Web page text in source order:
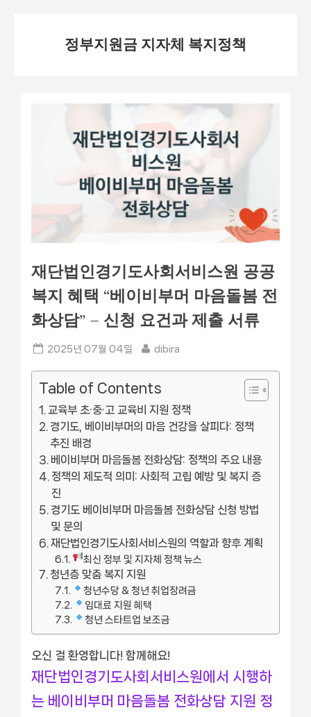
정부지원금 지자체 복지정책
재단법인경기도사회서비스원 공공
복지 혜택 “베이비부머 마음돌봄 전
화상담” – 신청 요건과 제출 서류
Posted
2025년 07월 04일 By
dibira
Table of Contents
교육부 초·중·고 교육비 지원 정책
경기도, 베이비부머의 마음 건강을 살피다: 정책
추진 배경
베이비부머 마음돌봄 전화상담: 정책의 주요 내용
정책의 제도적 의미: 사회적 고립 예방 및 복지 증
진
경기도 베이비부머 마음돌봄 전화상담 신청 방법
및 문의
재단법인경기도사회서비스원의 역할과 향후 계획
최신 정부 및 지자체 정책 뉴스
청년층 맞춤 복지 지원
청년수당 & 청년 취업장려금
임대료 지원 혜택
청년 스타트업 보조금
오신 걸 환영합니다! 함께해요!
재단법인경기도사회서비스원에서 시행하
는 베이비부머 마음돌봄 전화상담 지원 정